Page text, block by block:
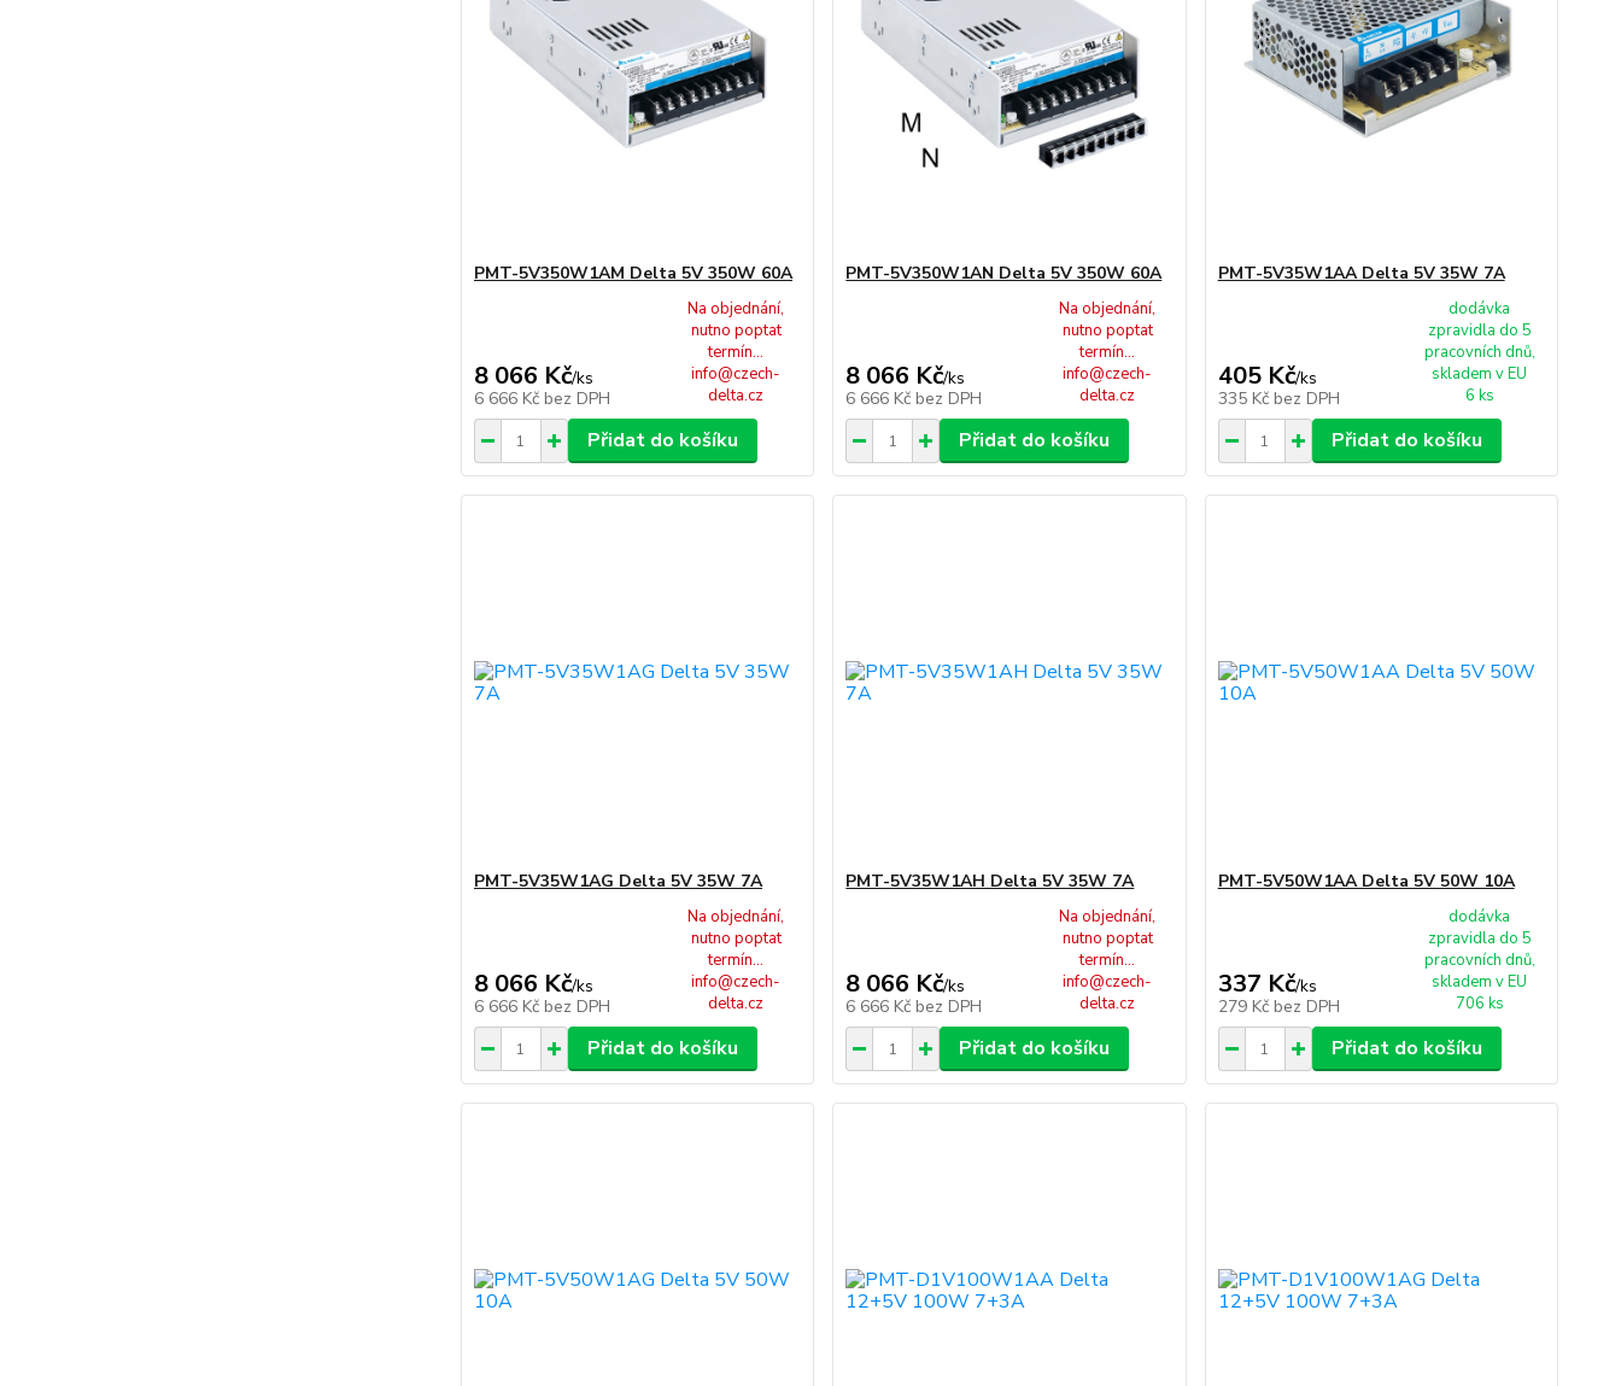
PMT-5V350W1AM Delta 5V 350W 60A
8 066 Kč/ks
6 666 Kč bez DPH
Na objednání,
nutno poptat
termín...
info@czech-
delta.cz
Přidat do košíku
PMT-5V350W1AN Delta 5V 350W 60A
8 066 Kč/ks
6 666 Kč bez DPH
Na objednání,
nutno poptat
termín...
info@czech-
delta.cz
Přidat do košíku
PMT-5V35W1AA Delta 5V 35W 7A
405 Kč/ks
335 Kč bez DPH
dodávka
zpravidla do 5
pracovních dnů,
skladem v EU
6 ks
Přidat do košíku
PMT-5V35W1AG Delta 5V 35W 7A
8 066 Kč/ks
6 666 Kč bez DPH
Na objednání,
nutno poptat
termín...
info@czech-
delta.cz
Přidat do košíku
PMT-5V35W1AH Delta 5V 35W 7A
8 066 Kč/ks
6 666 Kč bez DPH
Na objednání,
nutno poptat
termín...
info@czech-
delta.cz
Přidat do košíku
PMT-5V50W1AA Delta 5V 50W 10A
337 Kč/ks
279 Kč bez DPH
dodávka
zpravidla do 5
pracovních dnů,
skladem v EU
706 ks
Přidat do košíku